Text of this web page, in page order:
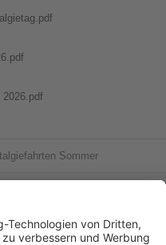
2026.pdf
Sommer